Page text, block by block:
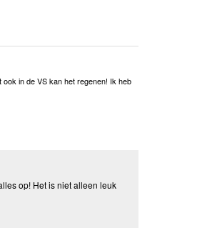
in de VS kan het regenen! Ik heb
op! Het is niet alleen leuk